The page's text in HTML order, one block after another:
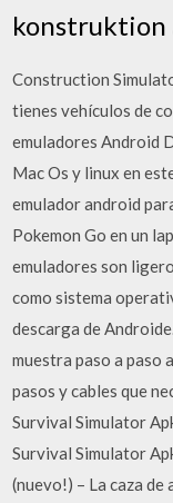
konstruktion
Construction
tienes vehículos de
emuladores Android
Mac Os y linux en
emulador android
Pokemon Go en un
emuladores son
como sistema
descarga de
muestra paso a paso
pasos y cables que
Survival Simulator
Survival Simulator
(nuevo!) – La caza